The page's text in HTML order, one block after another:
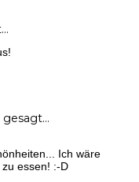
gesagt…
Ich wäre
essen! :-D